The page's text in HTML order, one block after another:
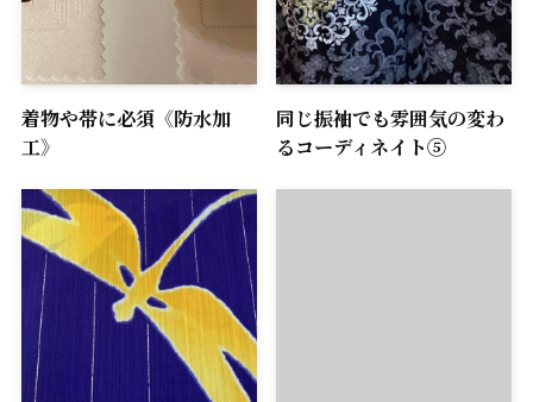
着物や帯に必須《防水加
工》
同じ振袖でも雰囲気の変わ
るコーディネイト⑤